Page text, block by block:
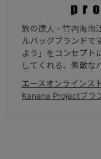
旅の達人・竹内海南
ルバッグブランドで
よう」をコンセプト
してくれる、素敵な
エースオンライン
Kanana Projectブラ